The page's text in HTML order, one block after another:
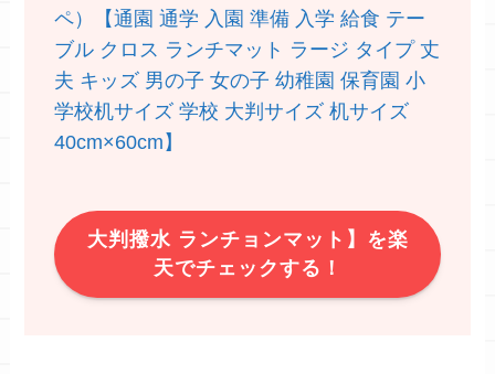
ペ）【通園 通学 入園 準備 入学 給食 テー
ブル クロス ランチマット ラージ タイプ 丈
夫 キッズ 男の子 女の子 幼稚園 保育園 小
学校机サイズ 学校 大判サイズ 机サイズ
40cm×60cm】
大判撥水 ランチョンマット】を楽
天でチェックする！